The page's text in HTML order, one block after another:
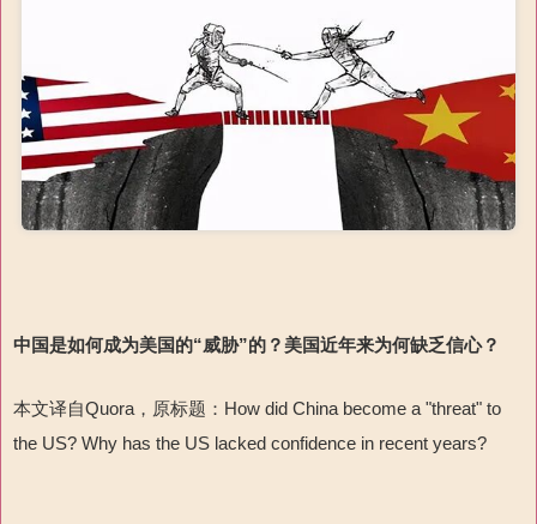
中国是如何成为美国的“威胁”的？美国近年来为何缺乏信心？
本文译自Quora ，原标题： How did China become a "threat" to
the US? Why has the US lacked confidence in recent years?